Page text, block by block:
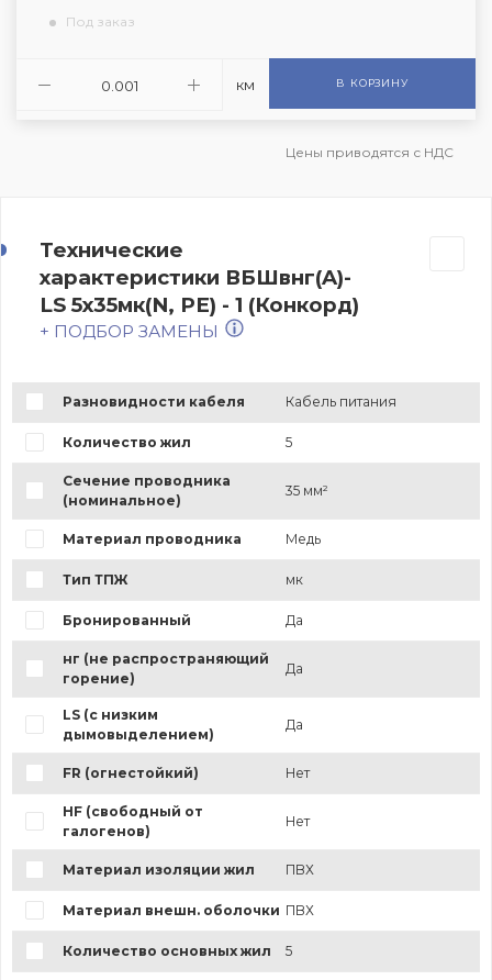
Под заказ
км В КОРЗИНУ
Цены приводятся с НДС
Технические
характеристики ВБШвнг(A)-
LS 5х35мк(N, PE) - 1 (Конкорд)
+ ПОДБОР ЗАМЕНЫ
Разновидности кабеля Кабель питания
Количество жил 5
Сечение проводника
(номинальное)
35 мм²
Материал проводника Медь
Тип ТПЖ мк
Бронированный Да
нг (не распространяющий
горение)
Да
LS (с низким
дымовыделением)
Да
FR (огнестойкий) Нет
HF (свободный от
галогенов)
Нет
Материал изоляции жил ПВХ
Материал внешн. оболочки ПВХ
Количество основных жил 5